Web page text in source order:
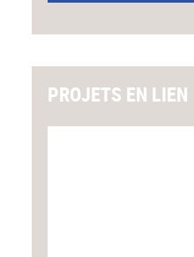
PROJETS EN LIEN